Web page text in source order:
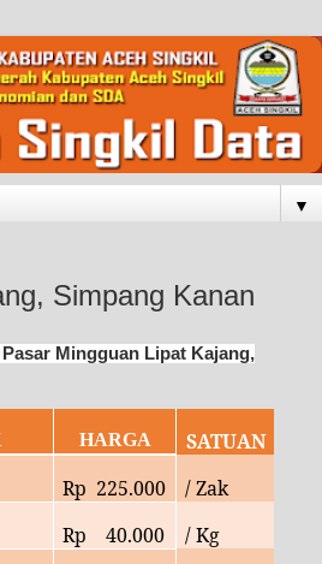
▼
Simpang Kanan
Mingguan Lipat Kajang,
HARGA
SATUAN
Rp 225.000
/ Zak
Rp 40.000
/ Kg